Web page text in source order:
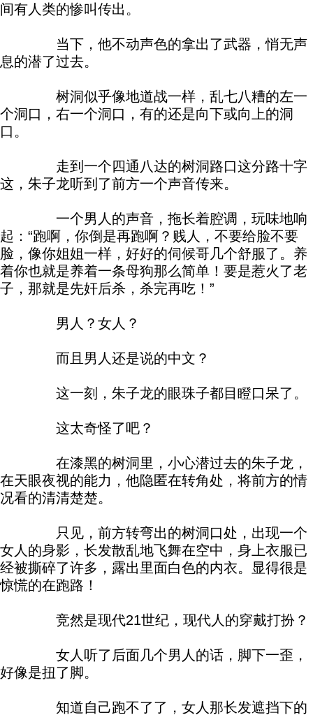
间有人类的惨叫传出。
当下，他不动声色的拿出了武器，悄无声
息的潜了过去。
树洞似乎像地道战一样，乱七八糟的左一
个洞口，右一个洞口，有的还是向下或向上的洞
口。
走到一个四通八达的树洞路口这分路十字
这，朱子龙听到了前方一个声音传来。
一个男人的声音，拖长着腔调，玩味地响
起：“跑啊，你倒是再跑啊？贱人，不要给脸不要
脸，像你姐姐一样，好好的伺候哥几个舒服了。养
着你也就是养着一条母狗那么简单！要是惹火了老
子，那就是先奸后杀，杀完再吃！”
男人？女人？
而且男人还是说的中文？
这一刻，朱子龙的眼珠子都目瞪口呆了。
这太奇怪了吧？
在漆黑的树洞里，小心潜过去的朱子龙，
在天眼夜视的能力，他隐匿在转角处，将前方的情
况看的清清楚楚。
只见，前方转弯出的树洞口处，出现一个
女人的身影，长发散乱地飞舞在空中，身上衣服已
经被撕碎了许多，露出里面白色的内衣。显得很是
惊慌的在跑路！
竞然是现代21世纪，现代人的穿戴打扮？
女人听了后面几个男人的话，脚下一歪，
好像是扭了脚。
知道自己跑不了了，女人那长发遮挡下的